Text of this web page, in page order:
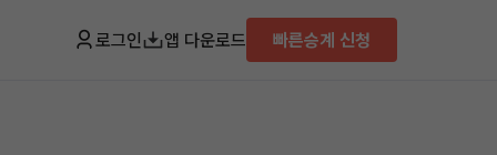
로그인 앱 다운로드 빠른승계 신청